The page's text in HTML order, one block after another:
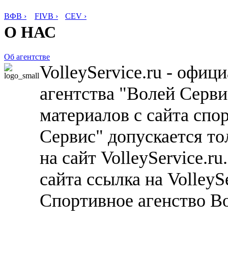
ВФВ › FIVB › CEV ›
О НАС
Об агентстве
VolleyService.ru -
агентства "Волей
материалов с сайта
Сервис" допускается
на сайт
сайта ссылка на
Спортивное агенство